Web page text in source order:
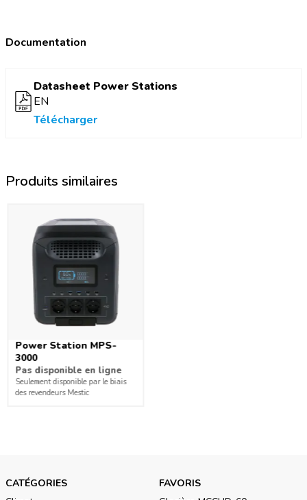
Documentation
Datasheet Power Stations
EN
Télécharger
Produits similaires
Power Station MPS-
3000
Pas disponible en ligne
Seulement disponible par le biais
des revendeurs Mestic
CATÉGORIES
FAVORIS